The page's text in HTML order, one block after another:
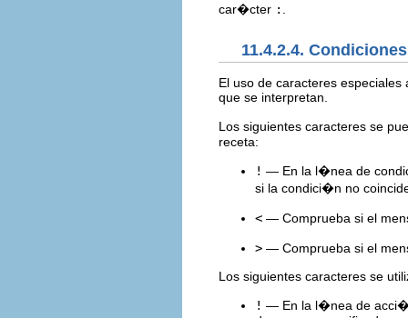
car�cter :
11.4.2.4.
El uso de caracteres
que se interpretan.
Los siguientes caracteres se
receta:
! — En la l�nea de
si la condici�n no
< — Comprueba si el
> — Comprueba si el
Los siguientes caracteres se
! — En la l�nea de